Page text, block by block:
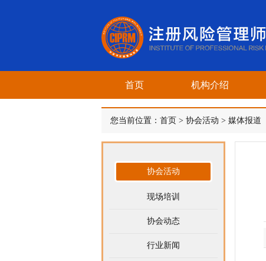
首页 机构介绍
您当前位置： 首页 > 协会活动 > 媒体报道
协会活动
现场培训
协会动态
行业新闻